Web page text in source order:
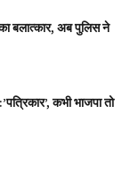
बलात्कार, अब पुलिस ने
कभी भाजपा तो